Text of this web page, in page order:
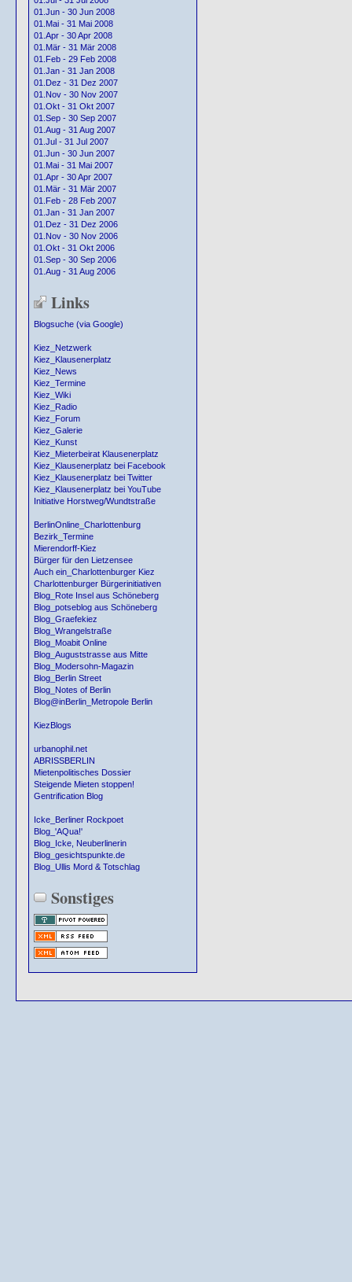
01.Jun - 30 Jun 2008
01.Mai - 31 Mai 2008
01.Apr - 30 Apr 2008
01.Mär - 31 Mär 2008
01.Feb - 29 Feb 2008
01.Jan - 31 Jan 2008
01.Dez - 31 Dez 2007
01.Nov - 30 Nov 2007
01.Okt - 31 Okt 2007
01.Sep - 30 Sep 2007
01.Aug - 31 Aug 2007
01.Jul - 31 Jul 2007
01.Jun - 30 Jun 2007
01.Mai - 31 Mai 2007
01.Apr - 30 Apr 2007
01.Mär - 31 Mär 2007
01.Feb - 28 Feb 2007
01.Jan - 31 Jan 2007
01.Dez - 31 Dez 2006
01.Nov - 30 Nov 2006
01.Okt - 31 Okt 2006
01.Sep - 30 Sep 2006
01.Aug - 31 Aug 2006
Links
Blogsuche (via Google)
Kiez_Netzwerk
Kiez_Klausenerplatz
Kiez_News
Kiez_Termine
Kiez_Wiki
Kiez_Radio
Kiez_Forum
Kiez_Galerie
Kiez_Kunst
Kiez_Mieterbeirat Klausenerplatz
Kiez_Klausenerplatz bei Facebook
Kiez_Klausenerplatz bei Twitter
Kiez_Klausenerplatz bei YouTube
Initiative Horstweg/Wundtstraße
BerlinOnline_Charlottenburg
Bezirk_Termine
Mierendorff-Kiez
Bürger für den Lietzensee
Auch ein_Charlottenburger Kiez
Charlottenburger Bürgerinitiativen
Blog_Rote Insel aus Schöneberg
Blog_potseblog aus Schöneberg
Blog_Graefekiez
Blog_Wrangelstraße
Blog_Moabit Online
Blog_Auguststrasse aus Mitte
Blog_Modersohn-Magazin
Blog_Berlin Street
Blog_Notes of Berlin
Blog@inBerlin_Metropole Berlin
KiezBlogs
urbanophil.net
ABRISSBERLIN
Mietenpolitisches Dossier
Steigende Mieten stoppen!
Gentrification Blog
Icke_Berliner Rockpoet
Blog_'AQua!'
Blog_Icke, Neuberlinerin
Blog_gesichtspunkte.de
Blog_Ullis Mord & Totschlag
Sonstiges